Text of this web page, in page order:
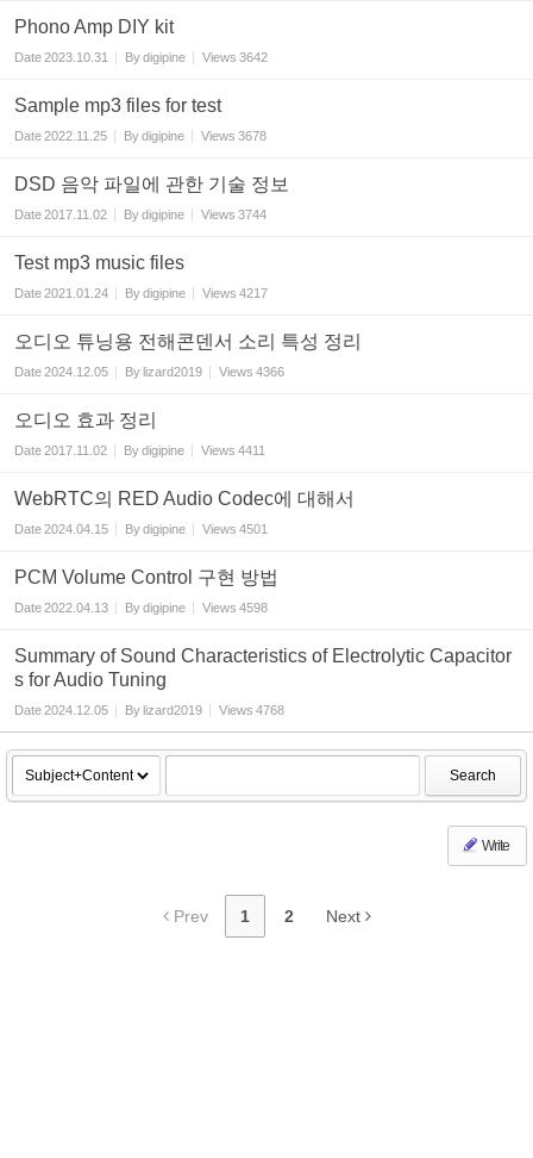
Phono Amp DIY kit
Date2023.10.31 Bydigipine Views 3642
Sample mp3 files for test
Date2022.11.25 Bydigipine Views 3678
DSD 음악 파일에 관한 기술 정보
Date2017.11.02 Bydigipine Views 3744
Test mp3 music files
Date2021.01.24 Bydigipine Views 4217
오디오 튜닝용 전해콘덴서 소리 특성 정리
Date2024.12.05 Bylizard2019 Views 4366
오디오 효과 정리
Date2017.11.02 Bydigipine Views 4411
WebRTC의 RED Audio Codec에 대해서
Date2024.04.15 Bydigipine Views 4501
PCM Volume Control 구현 방법
Date2022.04.13 Bydigipine Views 4598
Summary of Sound Characteristics of Electrolytic Capacitor
s for Audio Tuning
Date2024.12.05 Bylizard2019 Views 4768
Search
Write
Prev 1 2 Next